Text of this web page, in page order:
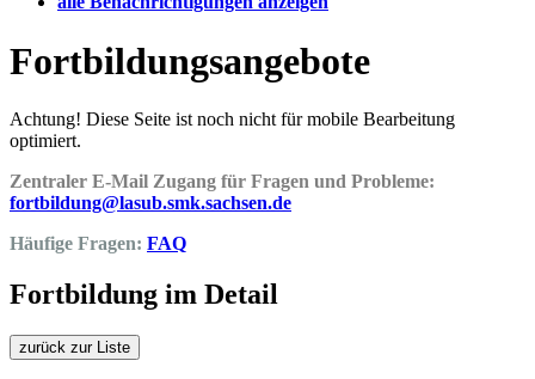
Fortbildungsangebote
Achtung! Diese Seite ist noch nicht für mobile Bearbeitung
optimiert.
Zentraler E-Mail Zugang für Fragen und Probleme:
fortbildung@lasub.smk.sachsen.de
Häufige Fragen: FAQ
Fortbildung im Detail
zurück zur Liste